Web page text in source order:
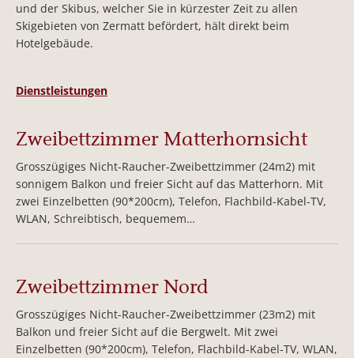
und der Skibus, welcher Sie in kürzester Zeit zu allen
Skigebieten von Zermatt befördert, hält direkt beim
Hotelgebäude.
Dienstleistungen
Zweibettzimmer Matterhornsicht
Grosszügiges Nicht-Raucher-Zweibettzimmer (24m2) mit
sonnigem Balkon und freier Sicht auf das Matterhorn. Mit
zwei Einzelbetten (90*200cm), Telefon, Flachbild-Kabel-TV,
WLAN, Schreibtisch, bequemem…
Zweibettzimmer Nord
Grosszügiges Nicht-Raucher-Zweibettzimmer (23m2) mit
Balkon und freier Sicht auf die Bergwelt. Mit zwei
Einzelbetten (90*200cm), Telefon, Flachbild-Kabel-TV, WLAN,